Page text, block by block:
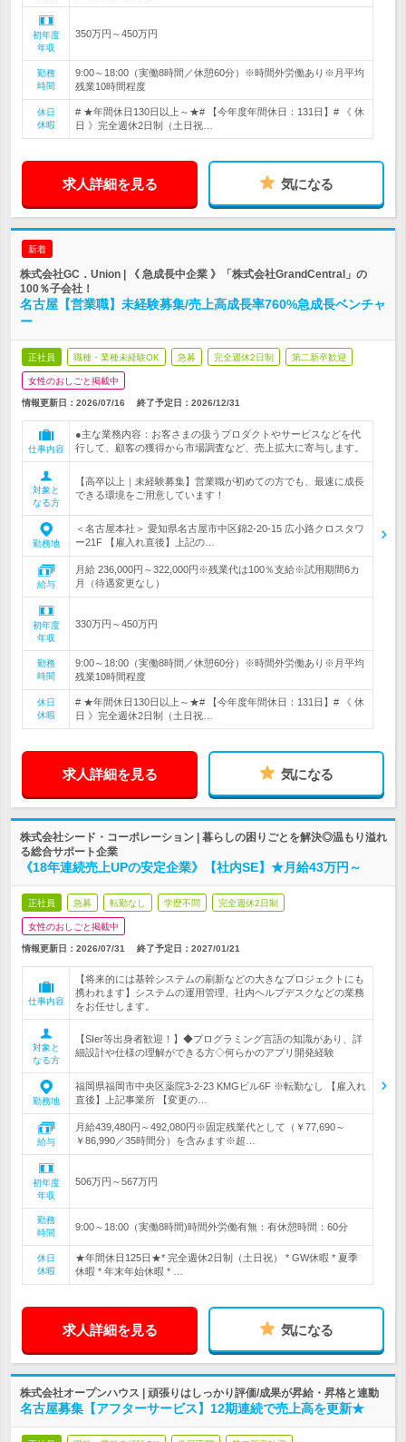
初年度
年収
350万円～450万円
勤務
時間
9:00～18:00（実働8時間／休憩60分）※時間外労働あり※月平均
残業10時間程度
休日
休暇
# ★年間休日130日以上～★# 【今年度年間休日：131日】# 《 休
日 》完全週休2日制（土日祝…
求人詳細を見る 気になる
新着
株式会社GC．Union | 《 急成長中企業 》「株式会社GrandCentral」の
100％子会社！
名古屋【営業職】未経験募集/売上高成長率760%急成長ベンチャ
ー
正社員 職種・業種未経験OK 急募 完全週休2日制 第二新卒歓迎
女性のおしごと掲載中
情報更新日：2026/07/16 終了予定日： 2026/12/31
仕事内容
●主な業務内容：お客さまの扱うプロダクトやサービスなどを代
行して、顧客の獲得から市場調査など、売上拡大に寄与します。
対象と
なる方
【高卒以上｜未経験募集】営業職が初めての方でも、最速に成長
できる環境をご用意しています！
勤務地
＜名古屋本社＞ 愛知県名古屋市中区錦2-20-15 広小路クロスタワ
ー21F 【雇入れ直後】上記の…
給与
月給 236,000円～322,000円※残業代は100％支給※試用期間6カ
月（待遇変更なし）
初年度
年収
330万円～450万円
勤務
時間
9:00～18:00（実働8時間／休憩60分）※時間外労働あり※月平均
残業10時間程度
休日
休暇
# ★年間休日130日以上～★# 【今年度年間休日：131日】# 《 休
日 》完全週休2日制（土日祝…
求人詳細を見る 気になる
株式会社シード・コーポレーション | 暮らしの困りごとを解決◎温もり溢れ
る総合サポート企業
《18年連続売上UPの安定企業》【社内SE】★月給43万円～
正社員 急募 転勤なし 学歴不問 完全週休2日制
女性のおしごと掲載中
情報更新日：2026/07/31 終了予定日： 2027/01/21
仕事内容
【将来的には基幹システムの刷新などの大きなプロジェクトにも
携われます】システムの運用管理、社内ヘルプデスクなどの業務
をお任せします。
対象と
なる方
【SIer等出身者歓迎！】◆プログラミング言語の知識があり、詳
細設計や仕様の理解ができる方◇何らかのアプリ開発経験
勤務地
福岡県福岡市中央区薬院3-2-23 KMGビル6F ※転勤なし 【雇入れ
直後】上記事業所 【変更の…
給与
月給439,480円～492,080円※固定残業代として（￥77,690～
￥86,990／35時間分）を含みます※超…
初年度
年収
506万円～567万円
勤務
時間
9:00～18:00（実働8時間)時間外労働有無：有休憩時間：60分
休日
休暇
★年間休日125日★* 完全週休2日制（土日祝） * GW休暇 * 夏季
休暇 * 年末年始休暇 * …
求人詳細を見る 気になる
株式会社オープンハウス | 頑張りはしっかり評価/成果が昇給・昇格と連動
名古屋募集【アフターサービス】12期連続で売上高を更新★